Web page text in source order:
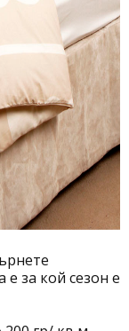
за кой сезон е